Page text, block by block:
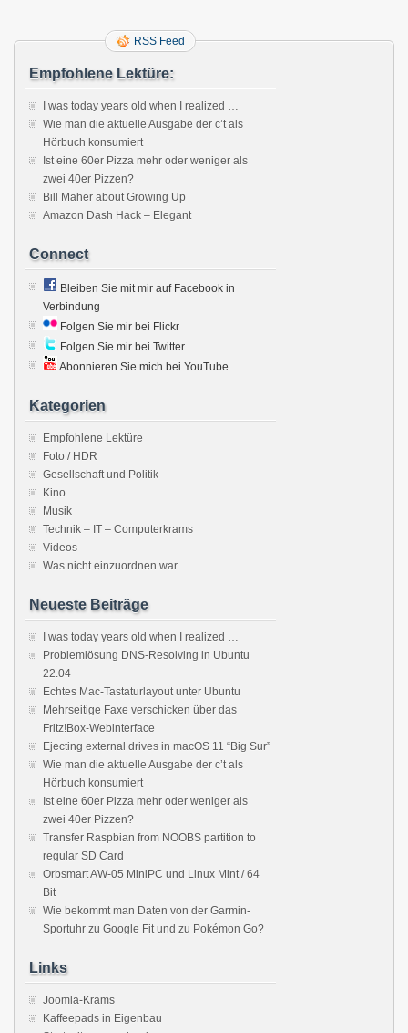
RSS Feed
Empfohlene Lektüre:
I was today years old when I realized …
Wie man die aktuelle Ausgabe der c’t als
Hörbuch konsumiert
Ist eine 60er Pizza mehr oder weniger als
zwei 40er Pizzen?
Bill Maher about Growing Up
Amazon Dash Hack – Elegant
Connect
Bleiben Sie mit mir auf Facebook in
Verbindung
Folgen Sie mir bei Flickr
Folgen Sie mir bei Twitter
Abonnieren Sie mich bei YouTube
Kategorien
Empfohlene Lektüre
Foto / HDR
Gesellschaft und Politik
Kino
Musik
Technik – IT – Computerkrams
Videos
Was nicht einzuordnen war
Neueste Beiträge
I was today years old when I realized …
Problemlösung DNS-Resolving in Ubuntu
22.04
Echtes Mac-Tastaturlayout unter Ubuntu
Mehrseitige Faxe verschicken über das
Fritz!Box-Webinterface
Ejecting external drives in macOS 11 “Big Sur”
Wie man die aktuelle Ausgabe der c’t als
Hörbuch konsumiert
Ist eine 60er Pizza mehr oder weniger als
zwei 40er Pizzen?
Transfer Raspbian from NOOBS partition to
regular SD Card
Orbsmart AW-05 MiniPC und Linux Mint / 64
Bit
Wie bekommt man Daten von der Garmin-
Sportuhr zu Google Fit und zu Pokémon Go?
Links
Joomla-Krams
Kaffeepads in Eigenbau